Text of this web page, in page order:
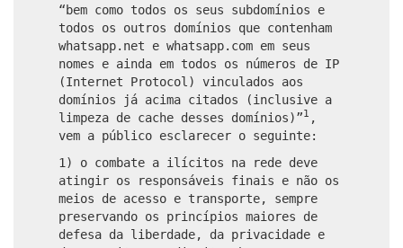
“bem como todos os seus subdomínios e
todos os outros domínios que contenham
whatsapp.net e whatsapp.com em seus
nomes e ainda em todos os números de IP
(Internet Protocol) vinculados aos
domínios já acima citados (inclusive a
limpeza de cache desses domínios)”1 ,
vem a público esclarecer o seguinte:
1) o combate a ilícitos na rede deve
atingir os responsáveis finais e não os
meios de acesso e transporte, sempre
preservando os princípios maiores de
defesa da liberdade, da privacidade e